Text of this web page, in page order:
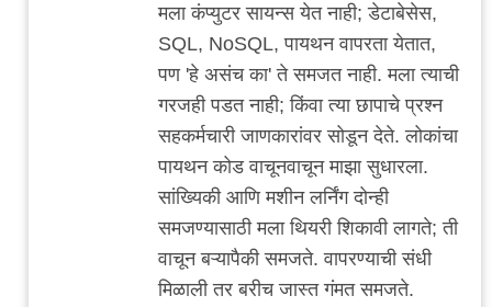
मला कंप्युटर सायन्स येत नाही; डेटाबेसेस,
SQL, NoSQL, पायथन वापरता येतात,
पण 'हे असंच का' ते समजत नाही. मला त्याची
गरजही पडत नाही; किंवा त्या छापाचे प्रश्न
सहकर्मचारी जाणकारांवर सोडून देते. लोकांचा
पायथन कोड वाचूनवाचून माझा सुधारला.
सांख्यिकी आणि मशीन लर्निंग दोन्ही
समजण्यासाठी मला थियरी शिकावी लागते; ती
वाचून बऱ्यापैकी समजते. वापरण्याची संधी
मिळाली तर बरीच जास्त गंमत समजते.